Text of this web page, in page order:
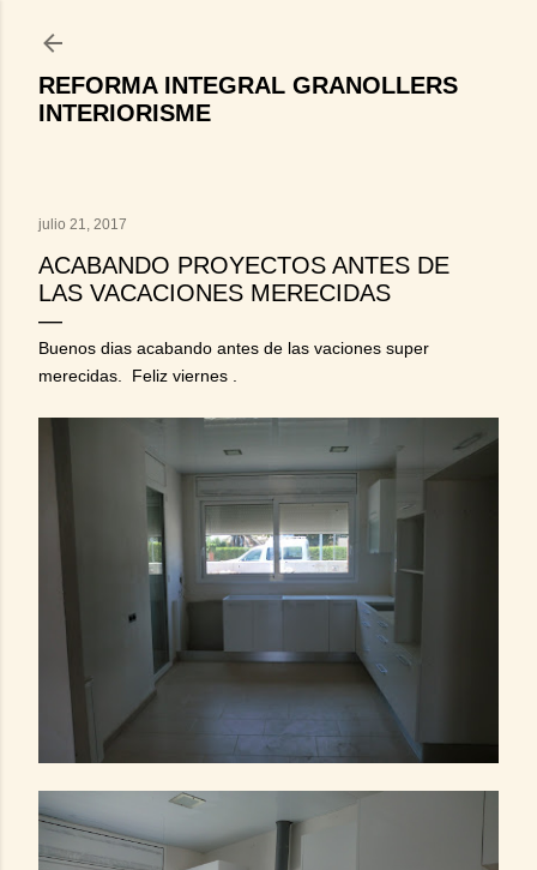
REFORMA INTEGRAL GRANOLLERS
INTERIORISME
julio 21, 2017
ACABANDO PROYECTOS ANTES DE
LAS VACACIONES MERECIDAS
Buenos dias acabando antes de las vaciones super
merecidas. Feliz viernes .